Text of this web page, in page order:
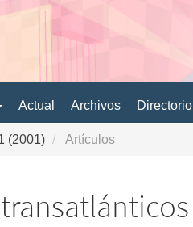
Actual Archivos Directorio
(2001) Artículos